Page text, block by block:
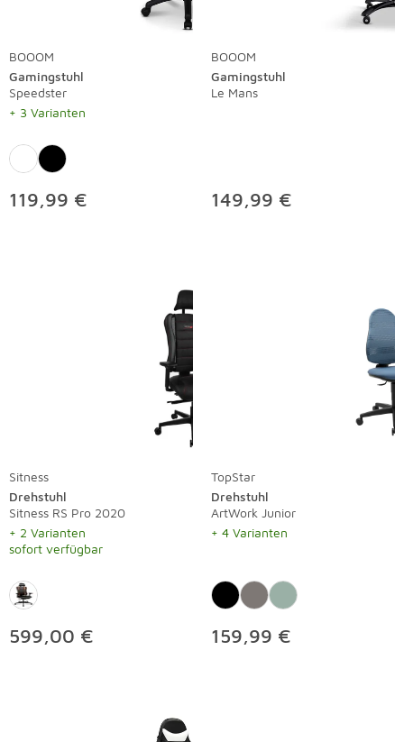
BOOOM
Gamingstuhl
Speedster
+ 3 Varianten
119,99 €
BOOOM
Gamingstuhl
Le Mans
149,99 €
Sitness
Drehstuhl
Sitness RS Pro 2020
+ 2 Varianten
sofort verfügbar
599,00 €
TopStar
Drehstuhl
ArtWork Junior
+ 4 Varianten
159,99 €